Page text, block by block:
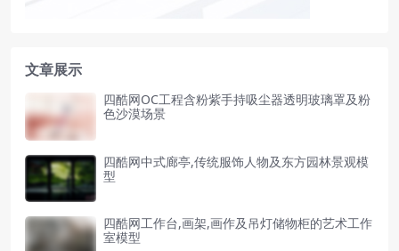
文章展示
四酷网OC工程含粉紫手持吸尘器透明玻璃罩及粉
色沙漠场景
四酷网中式廊亭,传统服饰人物及东方园林景观模
型
四酷网工作台,画架,画作及吊灯储物柜的艺术工作
室模型